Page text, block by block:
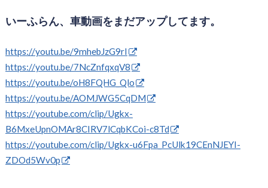
いーふらん、車動画をまだアップしてます。
https://youtu.be/9mhebJzG9rI
https://youtu.be/7NcZnfqxqV8
https://youtu.be/oH8FQHG_Qlo
https://youtu.be/AOMJWG5CqDM
https://youtube.com/clip/Ugkx-
B6MxeUpnOMAr8CIRV7lCqbKCoi-c8Td
https://youtube.com/clip/Ugkx-u6Fpa_PcUlk19CEnNJEYI-
ZDOd5Wv0p